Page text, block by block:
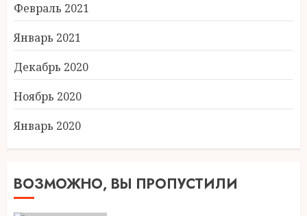
Февраль 2021
Январь 2021
Декабрь 2020
Ноябрь 2020
Январь 2020
ВОЗМОЖНО, ВЫ ПРОПУСТИЛИ